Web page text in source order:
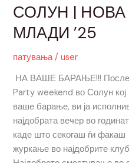
СОЛУН |
МЛАДИ ’25
патувања/user
НА ВАШЕ БАРАЊЕ!!! После
Party weekend во Солун
ваше барање, ви ја
најдобрата вечер во
каде што секогаш ѓи
журкање во најдобрите